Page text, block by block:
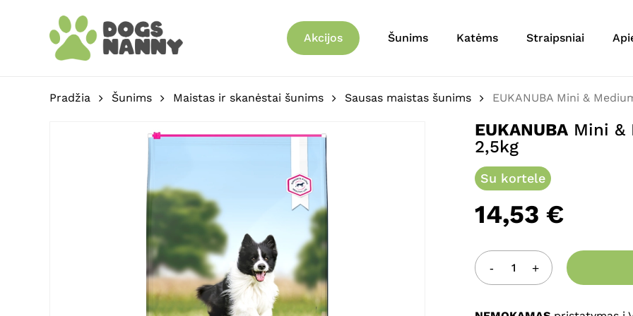
Akcijos Šunims Katėms Straipsniai
Pradžia Šunims Maistas ir skanėstai šunims Sausas maistas šunims EUKANUBA Mini &
EUKANUBA Mini &
2,5kg
Su kortele
14,53 €
Būkite pirmas aprašęs
Jūsų atsiliepimas